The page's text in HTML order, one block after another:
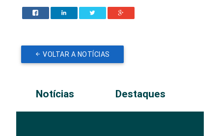
VOLTAR A NOTÍCIAS
Notícias Destaques